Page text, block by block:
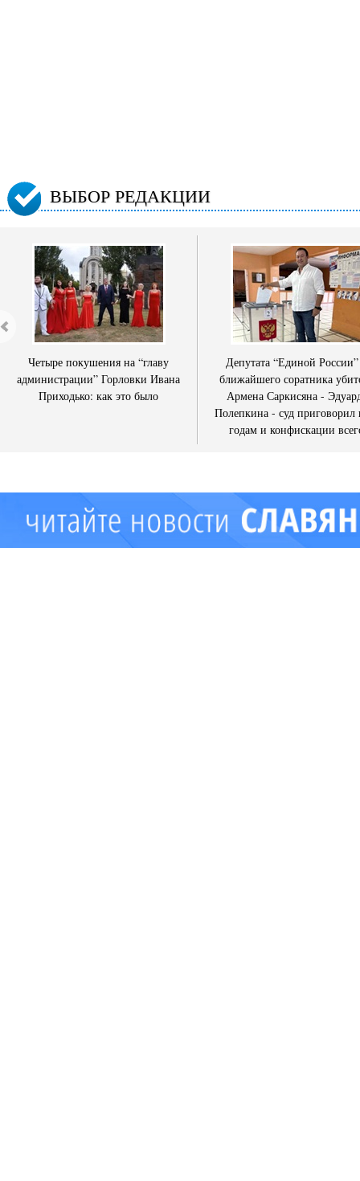
ВЫБОР РЕДАКЦИИ
Четыре покушения на “главу
администрации” Горловки Ивана
Приходько: как это было
Депутата “Единой
ближайшего соратника
Армена Саркисяна -
Полепкина - суд приговорил
годам и конфискации